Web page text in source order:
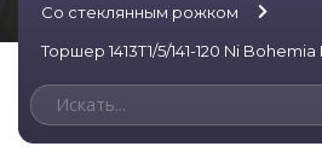
Со стеклянным рожком
Торшер 1413T1/5/141-120 Ni